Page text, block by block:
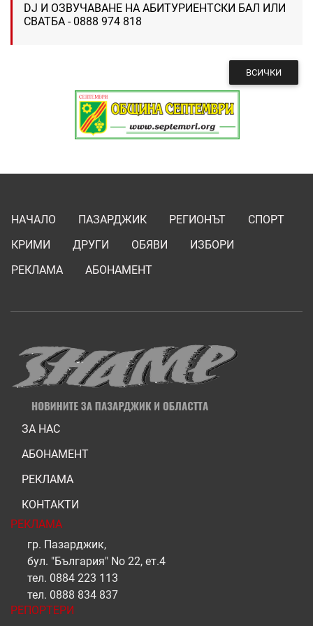
DJ И ОЗВУЧАВАНЕ НА АБИТУРИЕНТСКИ БАЛ ИЛИ
СВАТБА - 0888 974 818
ВСИЧКИ
НАЧАЛО ПАЗАРДЖИК РЕГИОНЪТ
СПОРТ
КРИМИ
ДРУГИ ОБЯВИ
ИЗБОРИ
РЕКЛАМА
АБОНАМЕНТ
ЗА НАС
АБОНАМЕНТ
РЕКЛАМА
КОНТАКТИ
РЕКЛАМА
гр. Пазарджик,
бул. "България" No 22, ет.4
тел. 0884 223 113
тел. 0888 834 837
РЕПОРТЕРИ